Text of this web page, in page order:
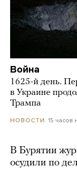
Война
1625-й день.
в Украине
Трампа
НОВОСТИ 15 часов
В Бурятии
осудили по